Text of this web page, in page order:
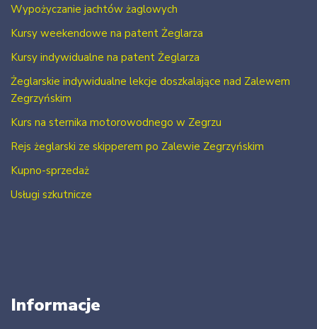
Wypożyczanie jachtów żaglowych
Kursy weekendowe na patent Żeglarza
Kursy indywidualne na patent Żeglarza
Żeglarskie indywidualne lekcje doszkalające nad Zalewem
Zegrzyńskim
Kurs na sternika motorowodnego w Zegrzu
Rejs żeglarski ze skipperem po Zalewie Zegrzyńskim
Kupno-sprzedaż
Usługi szkutnicze
Informacje